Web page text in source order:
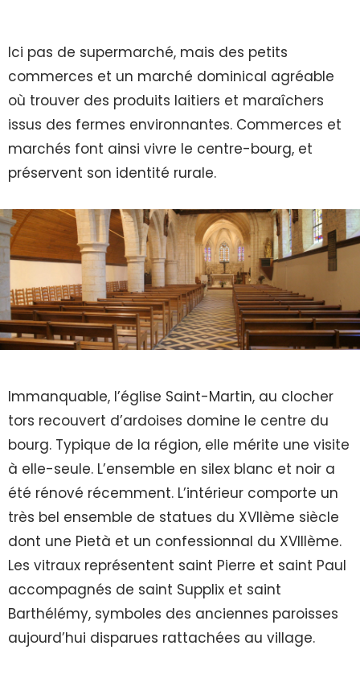
Ici pas de supermarché, mais des petits
commerces et un marché dominical agréable
où trouver des produits laitiers et maraîchers
issus des fermes environnantes. Commerces et
marchés font ainsi vivre le centre-bourg, et
préservent son identité rurale.
Immanquable, l’église Saint-Martin, au clocher
tors recouvert d’ardoises domine le centre du
bourg. Typique de la région, elle mérite une visite
à elle-seule. L’ensemble en silex blanc et noir a
été rénové récemment. L’intérieur comporte un
très bel ensemble de statues du XVIIème siècle
dont une Pietà et un confessionnal du XVIIIème.
Les vitraux représentent saint Pierre et saint Paul
accompagnés de saint Supplix et saint
Barthélémy, symboles des anciennes paroisses
aujourd’hui disparues rattachées au village.